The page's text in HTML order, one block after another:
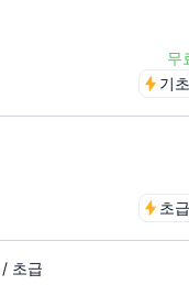
무
기초
초급
초급